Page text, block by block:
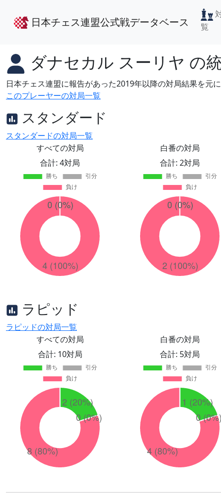
日本チェス連盟公式戦データベース
覧
ダナセカル スーリヤ の
日本チェス連盟に報告があった2019年以降の対局結果を元
このプレーヤーの対局一覧
スタンダード
スタンダードの対局一覧
すべての対局
合計: 4対局
白番の対局
合計: 2対局
ラピッド
ラピッドの対局一覧
すべての対局
合計: 10対局
白番の対局
合計: 5対局